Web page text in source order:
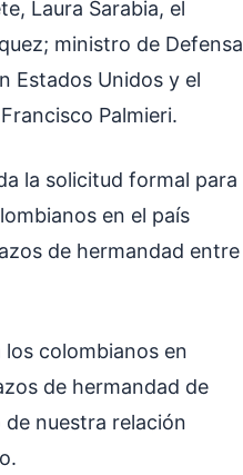
Laura Sarabia, el
ministro de Defensa
Estados Unidos y el
Palmieri.
la solicitud formal para
en el país
de hermandad entre
los colombianos en
de hermandad de
nuestra relación